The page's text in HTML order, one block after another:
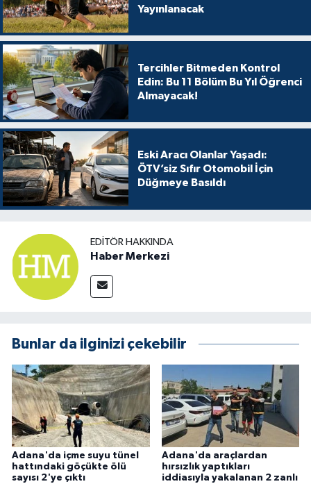
Yayınlanacak
Tercihler Bitmeden Kontrol
Edin: Bu 11 Bölüm Bu Yıl Öğrenci
Almayacak!
Eski Aracı Olanlar Yaşadı:
ÖTV’siz Sıfır Otomobil İçin
Düğmeye Basıldı
EDITÖR HAKKINDA
Haber Merkezi
Bunlar da ilginizi çekebilir
Adana'da içme suyu tünel
hattındaki göçükte ölü
sayısı 2'ye çıktı
Adana'da araçlardan
hırsızlık yaptıkları
iddiasıyla yakalanan 2 zanlı